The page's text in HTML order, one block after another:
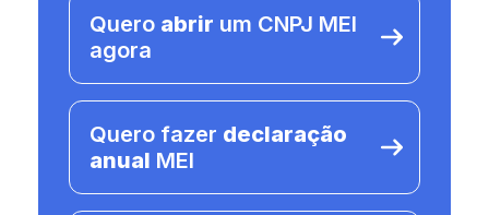
Quero abrir um CNPJ MEI
agora
Quero fazer declaração
anual MEI